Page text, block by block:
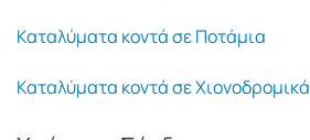
Καταλύματα κοντά σε Ποτάμια
Καταλύματα κοντά σε Χιονοδρομικά